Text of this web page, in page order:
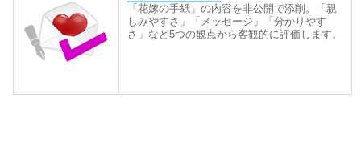
「花嫁の手紙」の内容を非公開で添削。「親
しみやすさ」「メッセージ」「分かりやす
さ」など5つの観点から客観的に評価します。